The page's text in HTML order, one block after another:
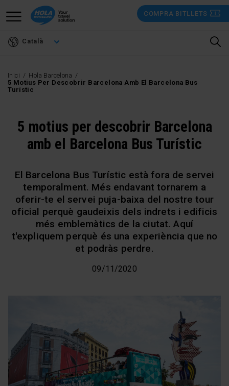
COMPRA BITLLETS
Català
Inici
Hola Barcelona
5 Motius Per Descobrir Barcelona Amb El Barcelona Bus
Turístic
5 motius per descobrir Barcelona
amb el Barcelona Bus Turístic
El Barcelona Bus Turístic està fora de servei
temporalment. Més endavant tornarem a
oferir-te el servei puja-baixa del nostre tour
oficial perquè gaudeixis dels indrets i edificis
més emblemàtics de la ciutat. Aquí
t'expliquem perquè és una experiència que no
et podràs perdre.
09/11/2020